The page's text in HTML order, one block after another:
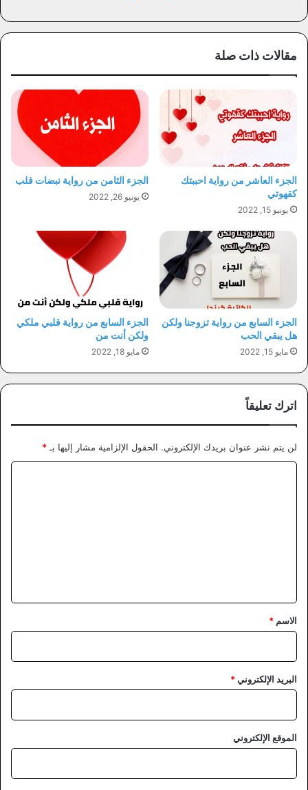
مقالات ذات صلة
الجزء العاشر من رواية احببتك
كقهوتي
يونيو 15, 2022
الجزء الثامن من رواية نبضات قلب
يونيو 26, 2022
الجزء السابع من رواية تزوجنا ولكن
هل يبقي الحب
مايو 15, 2022
الجزء السابع من رواية قلبي ملكي
ولكن أنت من
مايو 18, 2022
اترك تعليقاً
لن يتم نشر عنوان بريدك الإلكتروني. الحقول الإلزامية مشار إليها بـ *
*
الاسم *
البريد الإلكتروني*
الموقع الإلكتروني